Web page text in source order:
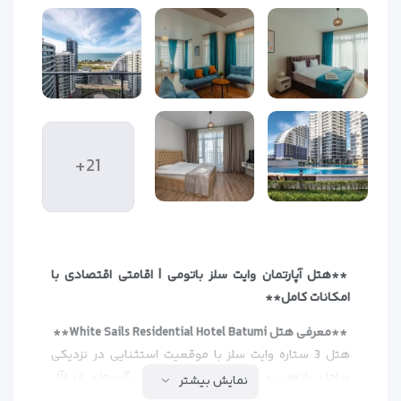
+21
**هتل آپارتمان وایت سلز باتومی | اقامتی اقتصادی با
امکانات کامل**
**معرفی هتل White Sails Residential Hotel Batumi**
هتل 3 ستاره وایت سلز با موقعیت استثنایی در نزدیکی
ساحل باتومی و امکانات آپارتمانی کامل، گزینه‌ای ایده‌آل
نمایش بیشتر